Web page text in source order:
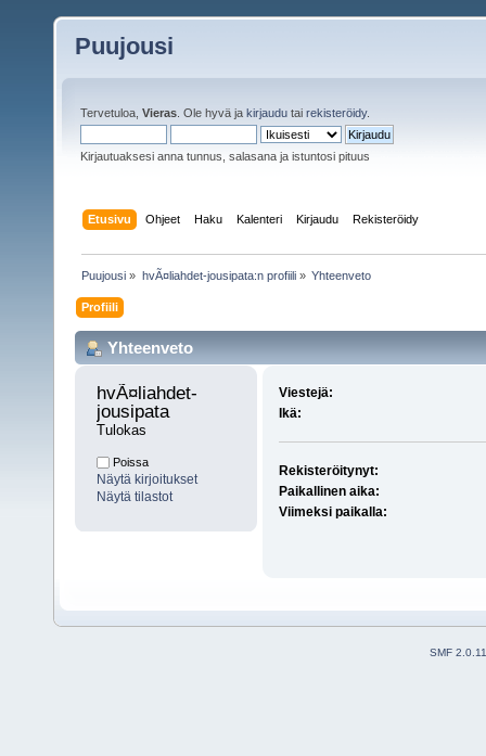
Puujousi
Tervetuloa, Vieras . Ole hyvä ja kirjaudu tai rekisteröidy.
Kirjautuaksesi anna tunnus, salasana ja istuntosi pituus
Etusivu Ohjeet Haku Kalenteri Kirjaudu Rekisteröidy
Puujousi » hvÃ¤liahdet-jousipata:n profiili» Yhteenveto
Profiili
Yhteenveto
hvÃ¤liahdet-
jousipata
Tulokas
Poissa
Näytä kirjoitukset
Näytä tilastot
Viestejä:
Ikä:
Rekisteröitynyt:
Paikallinen aika:
Viimeksi paikalla:
SMF 2.0.11